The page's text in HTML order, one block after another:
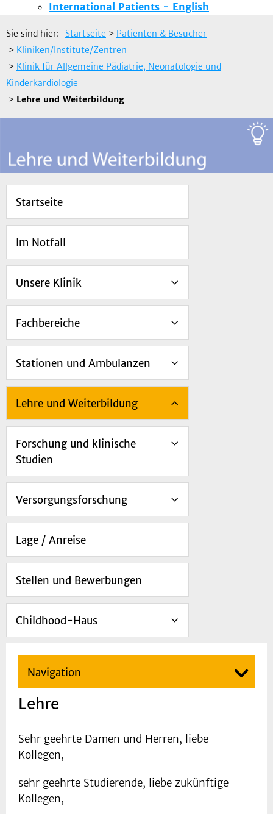
International Patients - English
Sie sind hier: Startseite > Patienten & Besucher
> Kliniken/Institute/Zentren
> Klinik für Allgemeine Pädiatrie, Neonatologie und
Kinderkardiologie
> Lehre und Weiterbildung
Startseite
Im Notfall
Unsere Klinik
Fachbereiche
Stationen und Ambulanzen
Lehre und Weiterbildung
Forschung und klinische
Studien
Versorgungsforschung
Lage / Anreise
Stellen und Bewerbungen
Childhood-Haus
Navigation
Lehre
Sehr geehrte Damen und Herren, liebe
Kollegen,
sehr geehrte Studierende, liebe zukünftige
Kollegen,